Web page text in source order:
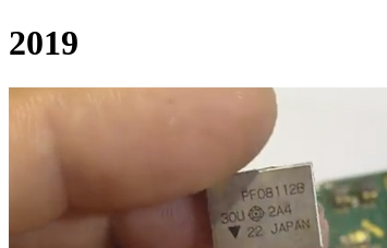
2019